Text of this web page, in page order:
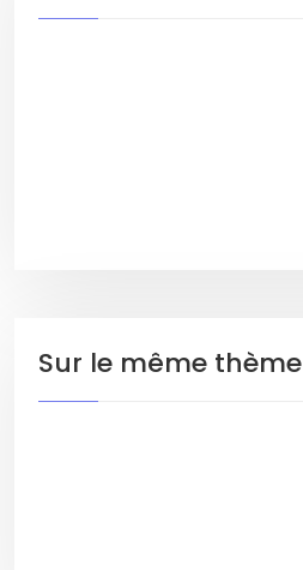
Sur le même thème